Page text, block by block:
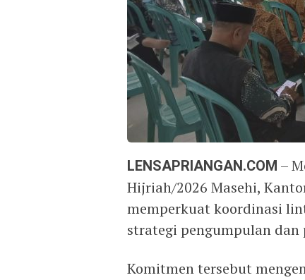
LENSAPRIANGAN.COM –
Hijriah/2026 Masehi,
memperkuat koordinasi
strategi pengumpulan
Komitmen tersebut